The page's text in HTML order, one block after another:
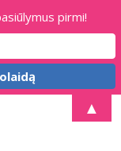
pirmi!
▲